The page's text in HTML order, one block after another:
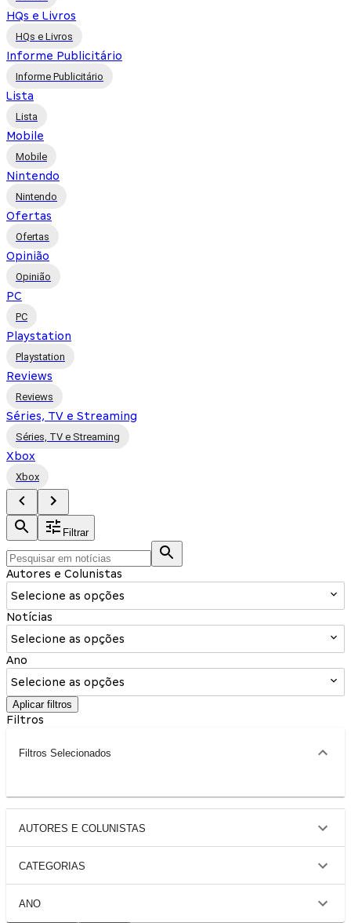
HQs e Livros
HQs e Livros
Informe Publicitário
Informe Publicitário
Lista
Lista
Mobile
Mobile
Nintendo
Nintendo
Ofertas
Ofertas
Opinião
Opinião
PC
PC
Playstation
Playstation
Reviews
Reviews
Séries, TV e Streaming
Séries, TV e Streaming
Xbox
Xbox
Filtrar
Autores e Colunistas
Selecione as opções
Notícias
Selecione as opções
Ano
Selecione as opções
Aplicar filtros
Filtros
Filtros Selecionados
AUTORES E COLUNISTAS
CATEGORIAS
ANO